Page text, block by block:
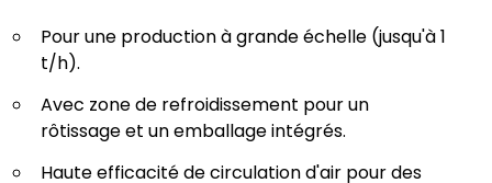
Pour une production à grande échelle (jusqu'à 1
t/h).
Avec zone de refroidissement pour un
rôtissage et un emballage intégrés.
Haute efficacité de circulation d'air pour des